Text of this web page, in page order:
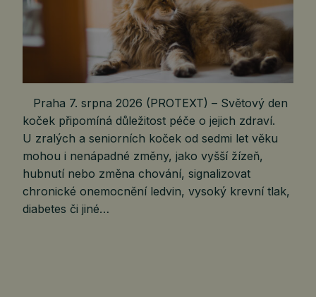
Praha 7. srpna 2026 (PROTEXT) – Světový den
koček připomíná důležitost péče o jejich zdraví.
U zralých a seniorních koček od sedmi let věku
mohou i nenápadné změny, jako vyšší žízeň,
hubnutí nebo změna chování, signalizovat
chronické onemocnění ledvin, vysoký krevní tlak,
diabetes či jiné…